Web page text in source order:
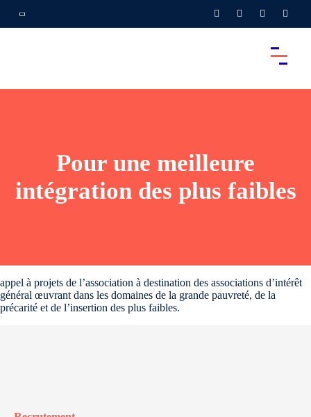
Pour une meilleure
intégration des plus faibles
appel à projets de l’association à destination des associations d’intérêt
général œuvrant dans les domaines de la grande pauvreté, de la
précarité et de l’insertion des plus faibles.